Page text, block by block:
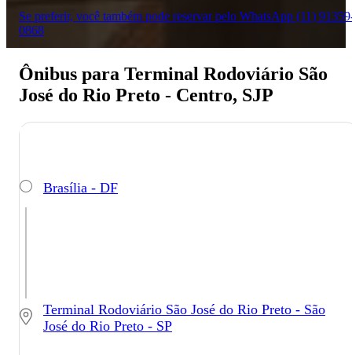
Se preferir, você também pode reservar pelo WhatsApp (11)
0868
Ônibus para Terminal Rodoviário São
José do Rio Preto - Centro, SJP
Brasília - DF
Terminal Rodoviário São José do Rio Preto - São
José do Rio Preto - SP